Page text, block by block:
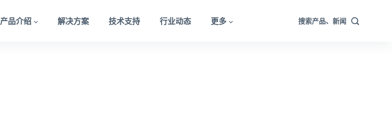
产品介绍 解决方案 技术支持 行业动态 更多 搜索产品、新闻